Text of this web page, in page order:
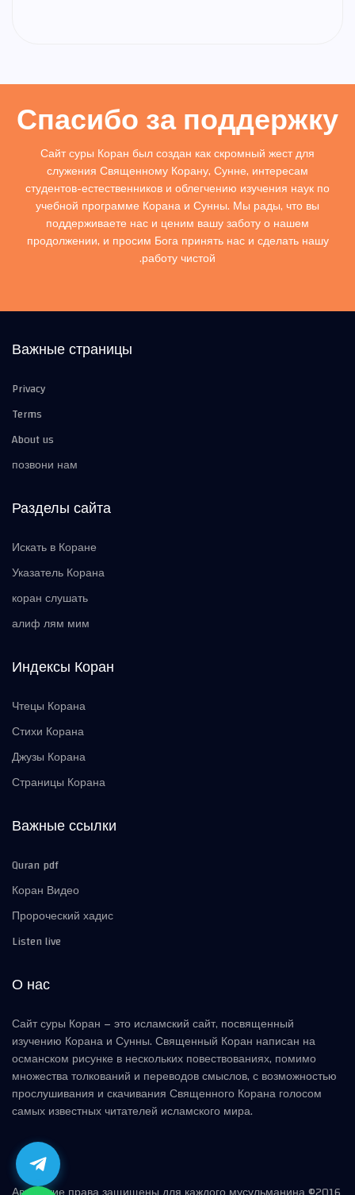
Спасибо за поддержку
Сайт суры Коран был создан как скромный жест для
служения Священному Корану, Сунне, интересам
студентов-естественников и облегчению изучения наук по
учебной программе Корана и Сунны. Мы рады, что вы
поддерживаете нас и ценим вашу заботу о нашем
продолжении, и просим Бога принять нас и сделать нашу
работу чистой.
Важные страницы
Privacy
Terms
About us
позвони нам
Разделы сайта
Искать в Коране
Указатель Корана
коран слушать
алиф лям мим
Индексы Коран
Чтецы Корана
Стихи Корана
Джузы Корана
Страницы Корана
Важные ссылки
Quran pdf
Коран Видео
Пророческий хадис
Listen live
О нас
Сайт суры Коран – это исламский сайт, посвященный
изучению Корана и Сунны. Священный Коран написан на
османском рисунке в нескольких повествованиях, помимо
множества толкований и переводов смыслов, с возможностью
прослушивания и скачивания Священного Корана голосом
самых известных читателей исламского мира.